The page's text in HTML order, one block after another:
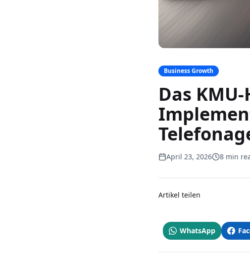
Business Growth
Das
April 23, 2026 8 min
Artikel teilen
WhatsApp